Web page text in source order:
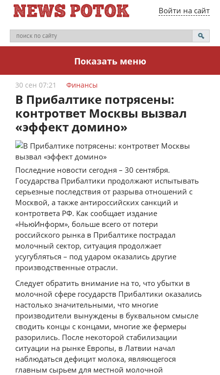
Войти на сайт
Показать меню
30 сен 07:21 Финансы
В Прибалтике потрясены:
контрответ Москвы вызвал
«эффект домино»
Последние новости сегодня – 30 сентября.
Государства Прибалтики продолжают испытывать
серьезные последствия от разрыва отношений с
Москвой, а также антироссийских санкций и
контрответа РФ. Как сообщает издание
«НьюИнформ», больше всего от потери
российского рынка в Прибалтике пострадал
молочный сектор, ситуация продолжает
усугубляться – под ударом оказались другие
производственные отрасли.
Следует обратить внимание на то, что убытки в
молочной сфере государств Прибалтики оказались
настолько значительными, что многие
производители вынуждены в буквальном смысле
сводить концы с концами, многие же фермеры
разорились. После некоторой стабилизации
ситуации на рынке Европы, в Латвии начал
наблюдаться дефицит молока, являющегося
главным сырьем для местной молочной